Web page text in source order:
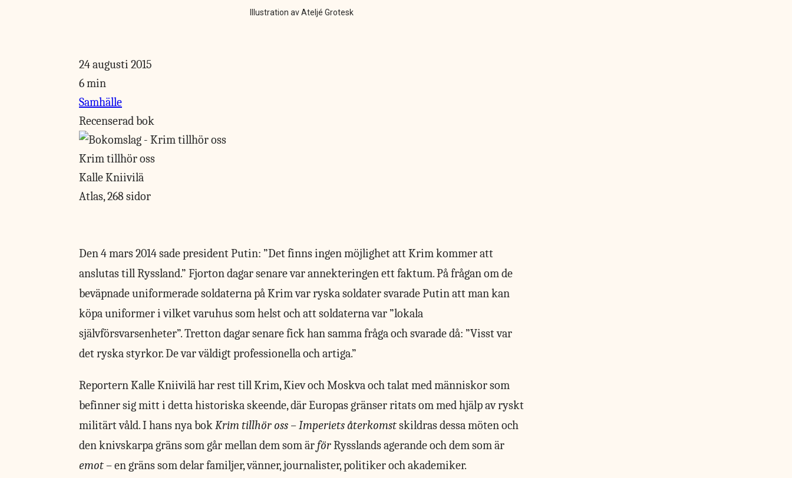
Illustration av Ateljé Grotesk
24 augusti 2015
6 min
Samhälle
Recenserad bok
Krim tillhör oss
Kalle Kniivilä
Atlas, 268 sidor
Den 4 mars2014 sade president Putin: ”Det finns ingen möjlighet att Krim kommer att
anslutas till Ryssland.” Fjorton dagar senare var annekteringen ett faktum. På frågan om de
beväpnade uniformerade soldaterna på Krim var ryska soldater svarade Putin att man kan
köpa uniformer i vilket varuhus som helst och att soldaterna var ”lokala
självförsvarsenheter”. Tretton dagar senare fick han samma fråga och svarade då: ”Visst var
det ryska styrkor. De var väldigt professionella och artiga.”
Reportern Kalle Kniivilä har rest till Krim, Kiev och Moskva och talat med människor som
befinner sig mitt i detta historiska skeende, där Europas gränser ritats om med hjälp av ryskt
militärt våld. I hans nya bok Krim tillhör oss – Imperiets återkomstskildras dessa möten och
den knivskarpa gräns som går mellan dem som ärförRysslands agerande och dem som är
emot– en gräns som delar familjer, vänner, journalister, politiker och akademiker.